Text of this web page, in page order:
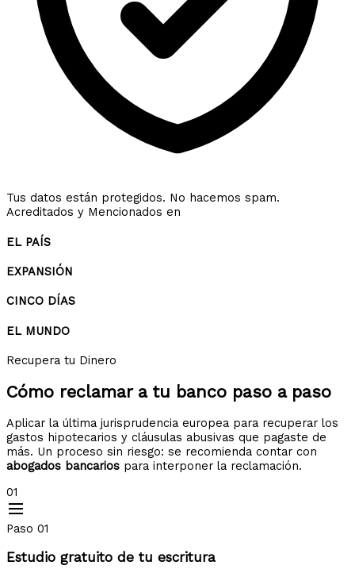
Tus datos están protegidos. No hacemos spam.
Acreditados y Mencionados en
EL PAÍS
EXPANSIÓN
CINCO DÍAS
EL MUNDO
Recupera tu Dinero
Cómo reclamar a tu banco paso a paso
Aplicar la última jurisprudencia europea para recuperar los
gastos hipotecarios y cláusulas abusivas que pagaste de
más. Un proceso sin riesgo: se recomienda contar con
abogados bancarios para interponer la reclamación.
01
Paso 01
Estudio gratuito de tu escritura